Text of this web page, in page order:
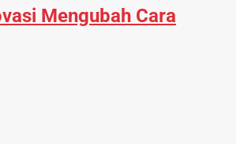
Mengubah Cara